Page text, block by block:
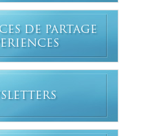
DE PARTAGE